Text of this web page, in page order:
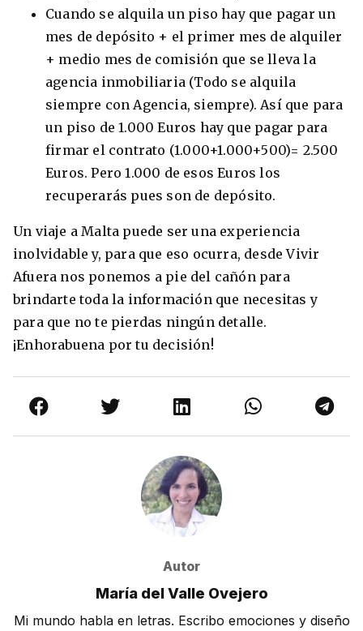
Cuando se alquila un piso hay que pagar un
mes de depósito + el primer mes de alquiler
+ medio mes de comisión que se lleva la
agencia inmobiliaria (Todo se alquila
siempre con Agencia, siempre). Así que para
un piso de 1.000 Euros hay que pagar para
firmar el contrato (1.000+1.000+500)= 2.500
Euros. Pero 1.000 de esos Euros los
recuperarás pues son de depósito.
Un viaje a Malta puede ser una experiencia
inolvidable y, para que eso ocurra, desde Vivir
Afuera nos ponemos a pie del cañón para
brindarte toda la información que necesitas y
para que no te pierdas ningún detalle.
¡Enhorabuena por tu decisión!
Autor
María del Valle Ovejero
Mi mundo habla en letras. Escribo emociones y diseño